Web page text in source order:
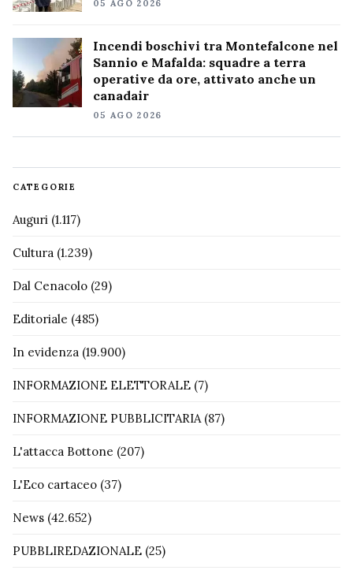
05 AGO 2026
Incendi boschivi tra Montefalcone nel
Sannio e Mafalda: squadre a terra
operative da ore, attivato anche un
canadair
05 AGO 2026
CATEGORIE
Auguri (1.117)
Cultura (1.239)
Dal Cenacolo (29)
Editoriale (485)
In evidenza (19.900)
INFORMAZIONE ELETTORALE (7)
INFORMAZIONE PUBBLICITARIA (87)
L'attacca Bottone (207)
L'Eco cartaceo (37)
News (42.652)
PUBBLIREDAZIONALE (25)